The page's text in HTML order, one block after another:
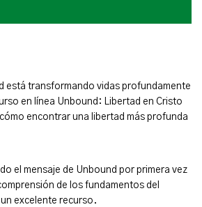
está transformando vidas profundamente
en línea Unbound: Libertad en Cristo
encontrar una libertad más profunda
el mensaje de Unbound por primera vez
de los fundamentos del
excelente recurso.